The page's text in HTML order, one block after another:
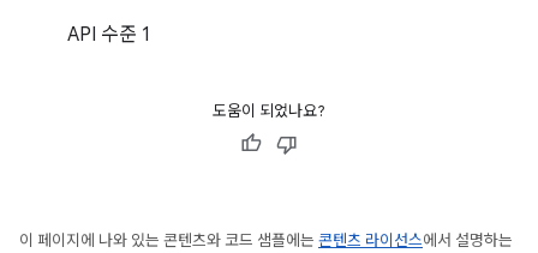
API 수준 1
도움이 되었나요?
이 페이지에 나와 있는 콘텐츠와 코드 샘플에는 콘텐츠 라이선스에서 설명하는